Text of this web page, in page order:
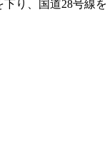
り、国道28号線を